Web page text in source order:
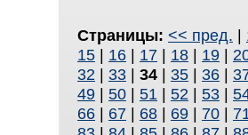
Страницы: << пред. |
15 | 16 | 17 | 18 | 19 |
32 | 33 | 34 | 35 | 36 |
49 | 50 | 51 | 52 | 53 |
66 | 67 | 68 | 69 | 70 |